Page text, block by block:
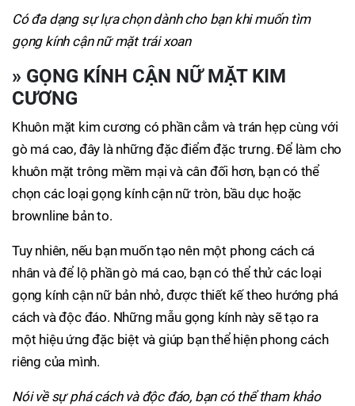
Có đa dạng sự lựa chọn dành cho bạn khi muốn tìm
gọng kính cận nữ mặt trái xoan
» GỌNG KÍNH CẬN NỮ MẶT KIM
CƯƠNG
Khuôn mặt kim cương có phần cằm và trán hẹp cùng với
gò má cao, đây là những đặc điểm đặc trưng. Để làm cho
khuôn mặt trông mềm mại và cân đối hơn, bạn có thể
chọn các loại gọng kính cận nữ tròn, bầu dục hoặc
brownline bản to.
Tuy nhiên, nếu bạn muốn tạo nên một phong cách cá
nhân và để lộ phần gò má cao, bạn có thể thử các loại
gọng kính cận nữ bản nhỏ, được thiết kế theo hướng phá
cách và độc đáo. Những mẫu gọng kính này sẽ tạo ra
một hiệu ứng đặc biệt và giúp bạn thể hiện phong cách
riêng của mình.
Nói về sự phá cách và độc đáo, bạn có thể tham khảo